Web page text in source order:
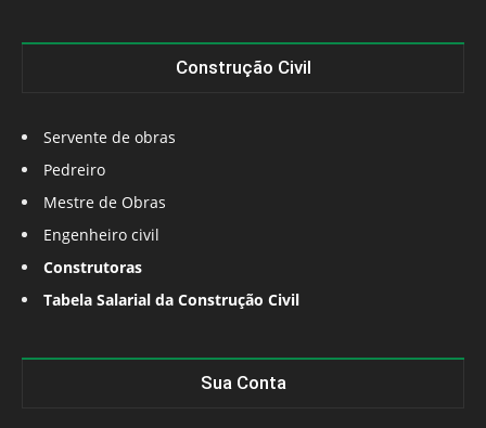
Construção Civil
Servente de obras
Pedreiro
Mestre de Obras
Engenheiro civil
Construtoras
Tabela Salarial da Construção Civil
Sua Conta